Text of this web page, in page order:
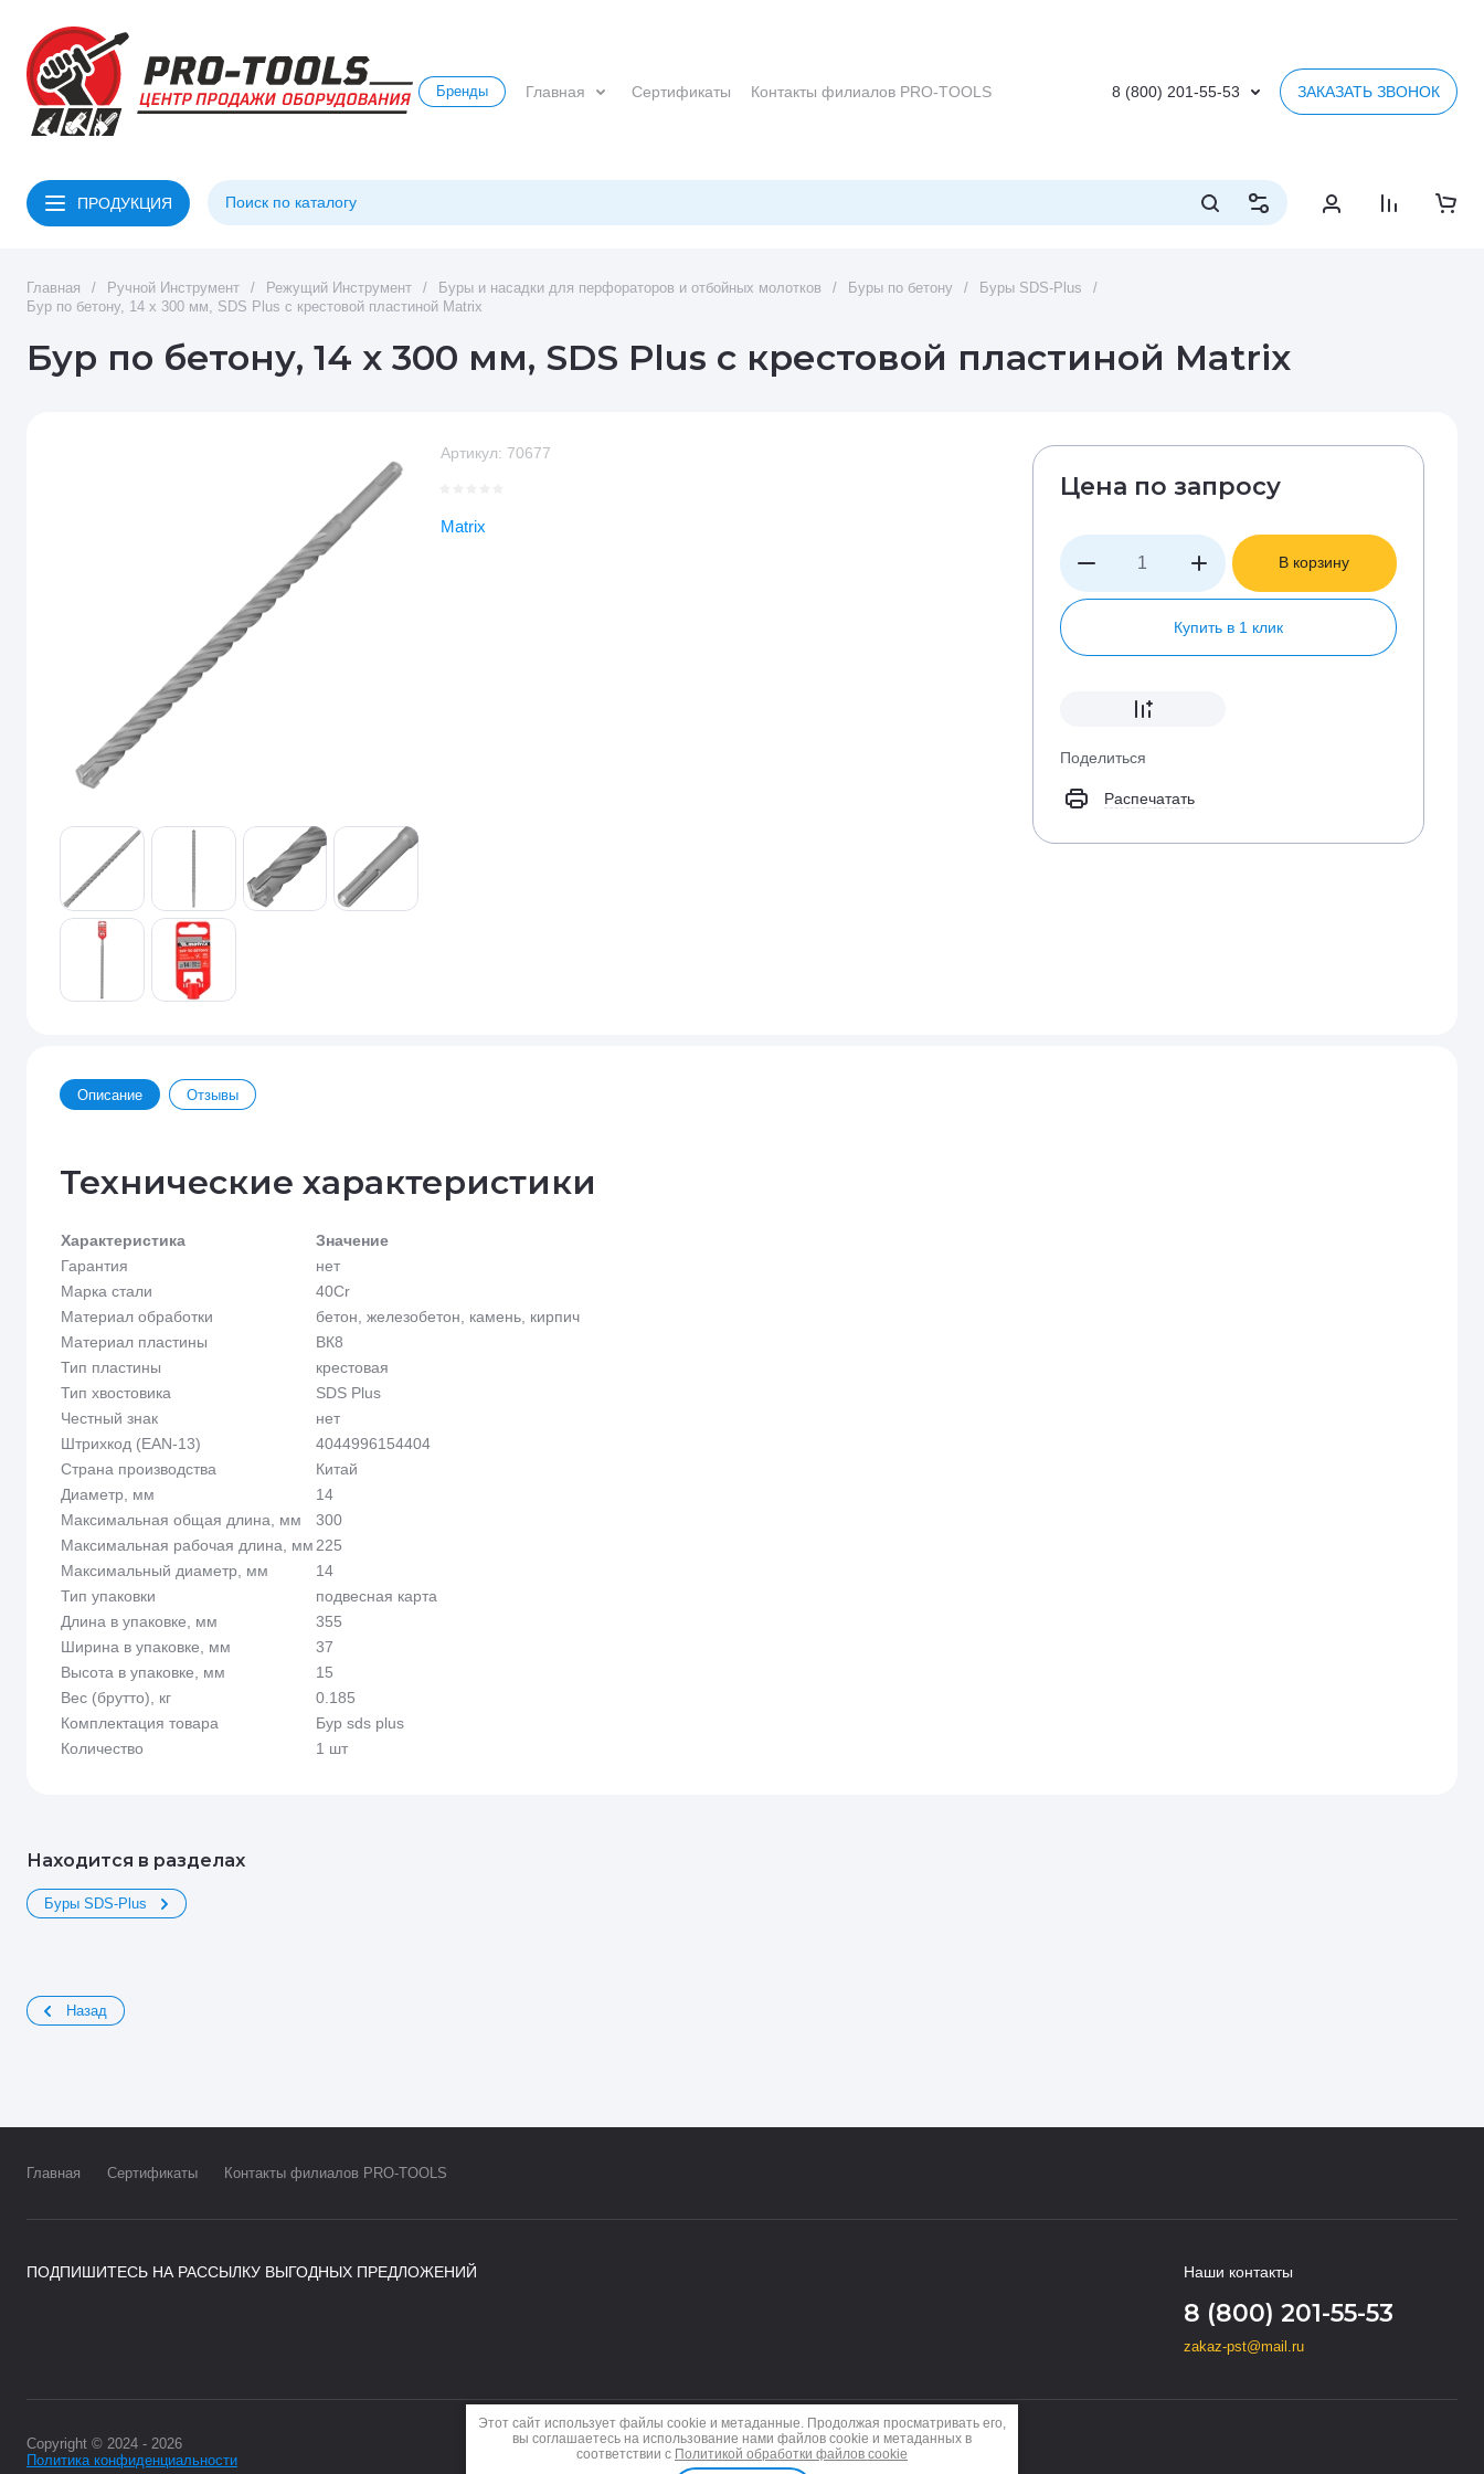
Бренды Главная Сертификаты Контакты филиалов PRO-TOOLS 8 (800) 201-55-53 ЗАКАЗАТЬ ЗВОНОК
ПРОДУКЦИЯ
Главная / Ручной Инструмент / Режущий Инструмент / Буры и насадки для перфораторов и отбойных молотков / Буры по бетону / Буры SDS-Plus
/
Бур по бетону, 14 x 300 мм, SDS Plus c крестовой пластиной Matrix
Бур по бетону, 14 x 300 мм, SDS Plus c крестовой пластиной Matrix
Артикул: 70677
Matrix
Цена по запросу
В корзину
Купить в 1 клик
Поделиться
Распечатать
Описание Отзывы
Технические характеристики
Характеристика
Значение
Гарантия
нет
Марка стали
40Cr
Материал обработки
бетон, железобетон, камень, кирпич
Материал пластины
ВК8
Тип пластины
крестовая
Тип хвостовика
SDS Plus
Честный знак
нет
Штрихкод (EAN-13)
4044996154404
Страна производства
Китай
Диаметр, мм
14
Максимальная общая длина, мм
300
Максимальная рабочая длина, мм225
Максимальный диаметр, мм
14
Тип упаковки
подвесная карта
Длина в упаковке, мм
355
Ширина в упаковке, мм
37
Высота в упаковке, мм
15
Вес (брутто), кг
0.185
Комплектация товара
Бур sds plus
Количество
1 шт
Находится в разделах
Буры SDS-Plus
Назад
Главная Сертификаты Контакты филиалов PRO-TOOLS
ПОДПИШИТЕСЬ НА РАССЫЛКУ ВЫГОДНЫХ ПРЕДЛОЖЕНИЙ Наши контакты
8 (800) 201-55-53
zakaz-pst@mail.ru
Copyright © 2024 - 2026
Политика конфиденциальности
Этот сайт использует файлы cookie и метаданные. Продолжая просматривать его,
вы соглашаетесь на использование нами файлов cookie и метаданных в
соответствии с Политикой обработки файлов cookie